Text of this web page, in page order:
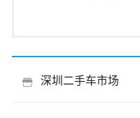
深圳二手车市场